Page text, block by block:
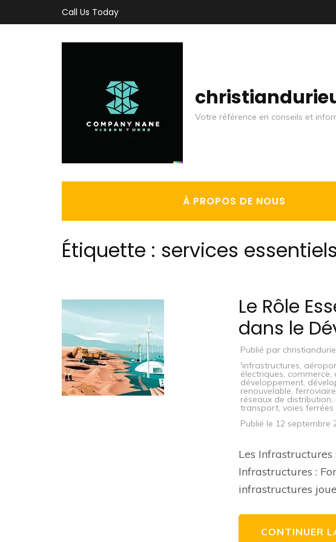
au
Call Us Today
Votre référence en conseils et
À PROPOS DE NOUS
Étiquette : services essentiels
Le Rôle
dans le
Publié par
'infrastructures,
électriques, commerce,
développement,
renouvelable, ferroviaire
réseaux de distribution,
transport, voies ferrées
Publié le 12 septembre
Les
Infrastructures :
infrastructures
CONTINUER